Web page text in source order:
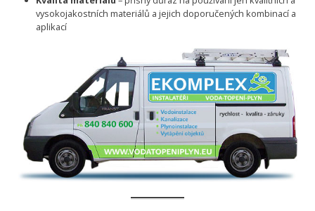
vysokojakostních materiálů a jejich doporučených kombinací a
aplikací